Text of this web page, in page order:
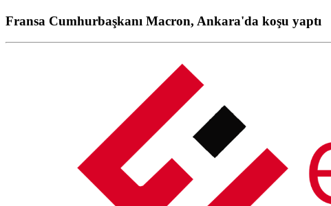
Fransa Cumhurbaşkanı Macron, Ankara'da koşu yaptı